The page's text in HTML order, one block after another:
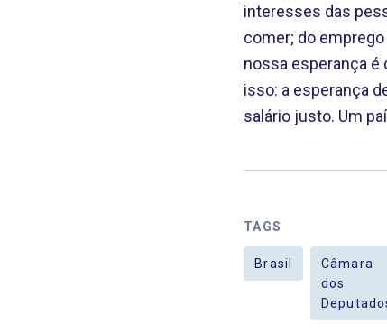
interesses das
comer; do
nossa esperança é
isso: a esperança
salário justo. Um
TAGS
Brasil
Câmara
dos